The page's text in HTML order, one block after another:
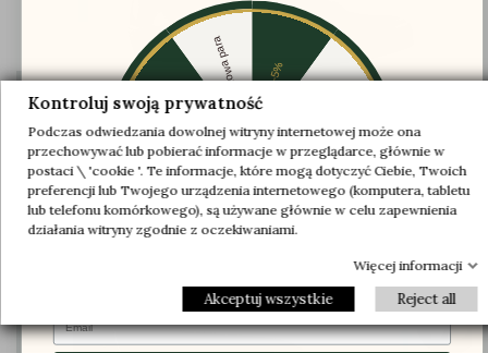
Na wysokości podbicia oś cholewki została
zmodyfikowana, aby zapewnić stopie
wystarczającą przestrzeń oraz zagwarantować
stabilność i komfort.
Kontroluj swoją prywatność
Podczas odwiedzania dowolnej witryny internetowej może ona
przechowywać lub pobierać informacje w przeglądarce, głównie w
postaci \ 'cookie '. Te informacje, które mogą dotyczyć Ciebie, Twoich
preferencji lub Twojego urządzenia internetowego (komputera, tabletu
lub telefonu komórkowego), są używane głównie w celu zapewnienia
działania witryny zgodnie z oczekiwaniami.
Więcej informacji
Akceptuj wszystkie Reject all
-5%
-20%
-30%
Darmowa para
-5%
-10%
-20%
-30% Darmowa para